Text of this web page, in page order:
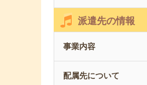
派遣先の情報
事業内容
配属先について